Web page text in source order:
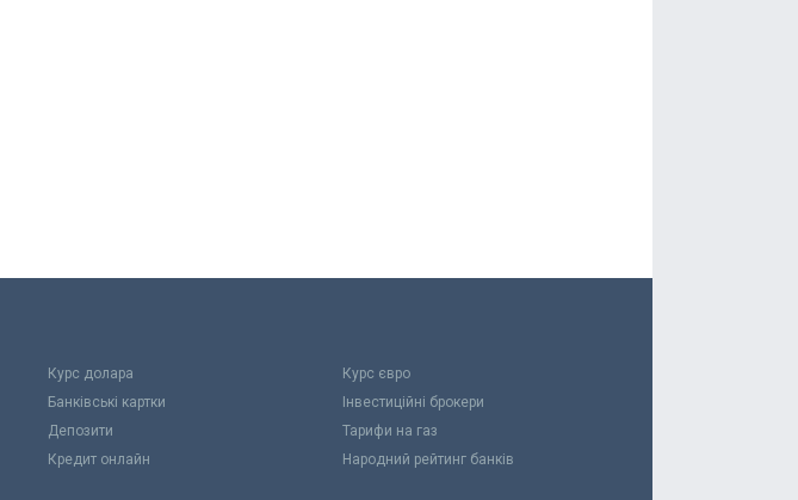
Курс долара
Курс євро
Банківські картки
Інвестиційні брокери
Депозити
Тарифи на газ
Кредит онлайн
Народний рейтинг банків